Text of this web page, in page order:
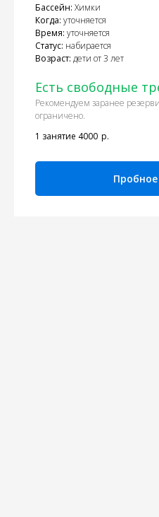
Бассейн: Химки
Когда: уточняется
Время: уточняется
Статус: набирается
Возраст: дети от 3 лет
Есть свободные
Рекомендуем заранее
ограничено.
1 занятие 4000 р.